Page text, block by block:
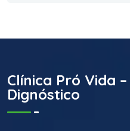
Clínica Pró Vida
Dignóstico